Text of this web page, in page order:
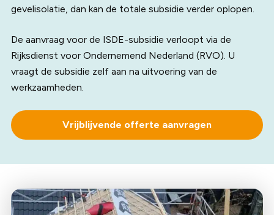
gevelisolatie, dan kan de totale subsidie verder oplopen.
De aanvraag voor de ISDE-subsidie verloopt via de
Rijksdienst voor Ondernemend Nederland (RVO). U
vraagt de subsidie zelf aan na uitvoering van de
werkzaamheden.
Vrijblijvende offerte aanvragen